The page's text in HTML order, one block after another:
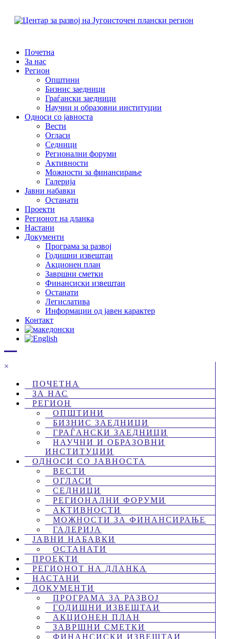
Почетна
За нас
Регион
Општини
Бизнис заедници
Граѓански заедници
Научни и образовни институции
Односи со јавноста
Вести
Огласи
Седници
Регионални форуми
Активности
Можности за финансирање
Галерија
Јавни набавки
Останати
Проекти
Регионот на дланка
Настани
Документи
Програма за развој
Годишни извештаи
Акционен план
Завршни сметки
Финансиски извештаи
Останати
Легислатива
Информации од јавен карактер
Контакт
×
ПОЧЕТНА
ЗА НАС
РЕГИОН
ОПШТИНИ
БИЗНИС ЗАЕДНИЦИ
ГРАЃАНСКИ ЗАЕДНИЦИ
НАУЧНИ И ОБРАЗОВНИ
ИНСТИТУЦИИ
ОДНОСИ СО ЈАВНОСТА
ВЕСТИ
ОГЛАСИ
СЕДНИЦИ
РЕГИОНАЛНИ ФОРУМИ
АКТИВНОСТИ
МОЖНОСТИ ЗА ФИНАНСИРАЊЕ
ГАЛЕРИЈА
ЈАВНИ НАБАВКИ
ОСТАНАТИ
ПРОЕКТИ
РЕГИОНОТ НА ДЛАНКА
НАСТАНИ
ДОКУМЕНТИ
ПРОГРАМА ЗА РАЗВОЈ
ГОДИШНИ ИЗВЕШТАИ
АКЦИОНЕН ПЛАН
ЗАВРШНИ СМЕТКИ
ФИНАНСИСКИ ИЗВЕШТАИ